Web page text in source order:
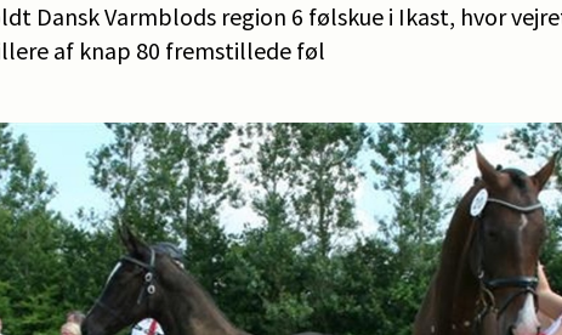
Dansk Varmblods region 6 følskue i Ikast, hvor
af knap 80 fremstillede føl